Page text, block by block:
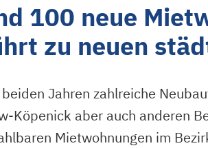
100 neue
zu neuen
Jahren zahlreiche
Köpenick aber auch anderen
Mietwohnungen im